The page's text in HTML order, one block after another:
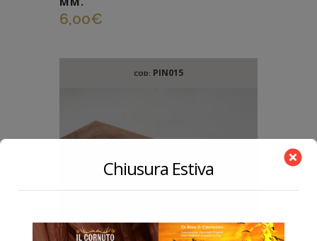
6,00€
COD: PIN015
Chiusura Estiva